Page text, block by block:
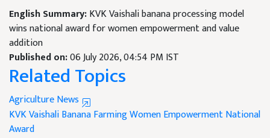
English Summary:KVK Vaishali banana processing model
wins national award for women empowerment and value
addition
Published on:06 July 2026, 04:54 PM IST
Related Topics
Agriculture News
KVK VaishaliBanana FarmingWomen EmpowermentNational
Award